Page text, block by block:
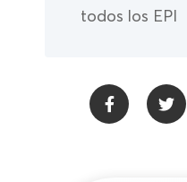
todos los EPI